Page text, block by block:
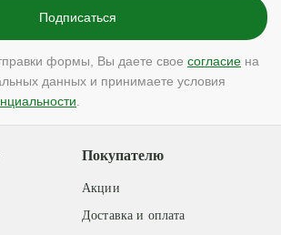
формы, Вы даете свое согласие на
данных и принимаете условия
Покупателю
Акции
Доставка и оплата